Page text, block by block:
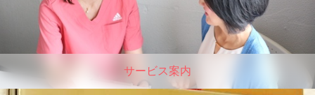
サービス案内